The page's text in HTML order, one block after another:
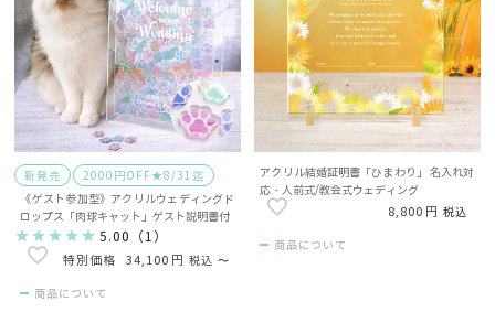
新発売
2000円OFF★8/31迄
《ゲスト参加型》アクリルウェディングド
ロップス「肉球キャット」ゲスト説明書付
5.00 （ 1 ）
34,100 税込 〜
商品について
アクリル結婚証明書「ひまわり」 名入れ対
応・人前式/教会式ウェディング
8,800 税込
商品について